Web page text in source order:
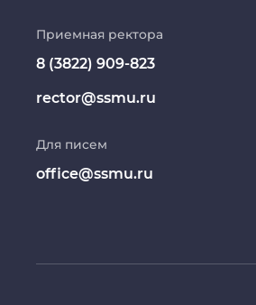
Репозиторий
Клиники
Работа и карьера в СибГМУ
Дополнительное
образование
Приемная ректора
8 (3822) 909-823
rector@ssmu.ru
Для писем
office@ssmu.ru